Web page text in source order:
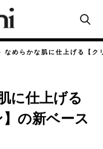
なめらかな肌に仕上げる【
に仕上げる
の新ベース